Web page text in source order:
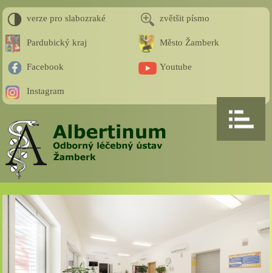
verze pro slabozraké zvětšit písmo
Pardubický kraj Město Žamberk
Facebook Youtube
Instagram